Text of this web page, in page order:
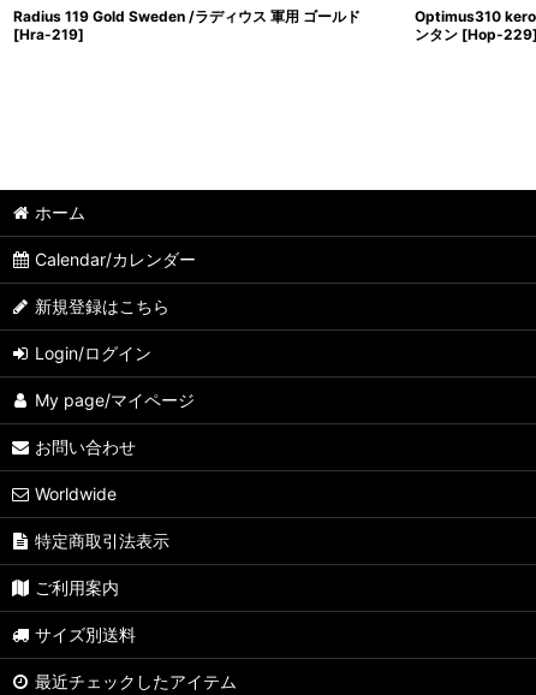
Radius 119 Gold Sweden /ラディウス 軍用 ゴールド
[Hra-219]
Optimus310
ンタン [Hop-229]
ホーム
Calendar/カレンダー
新規登録はこちら
Login/ログイン
My page/マイページ
お問い合わせ
Worldwide
特定商取引法表示
ご利用案内
サイズ別送料
最近チェックしたアイテム